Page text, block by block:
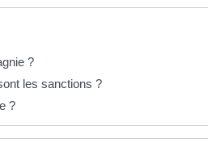
?
les sanctions ?
?